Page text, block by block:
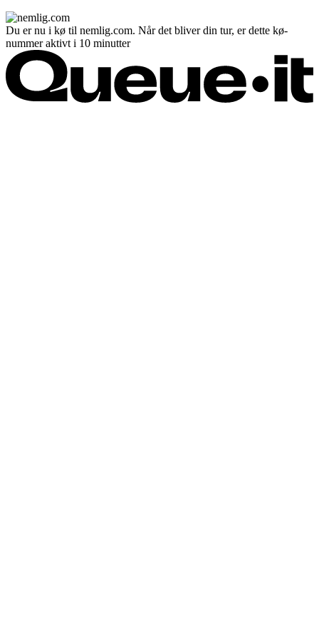
Du er nu i kø til nemlig.com. Når det bliver din tur, er dette kø-
nummer aktivt i 10 minutter